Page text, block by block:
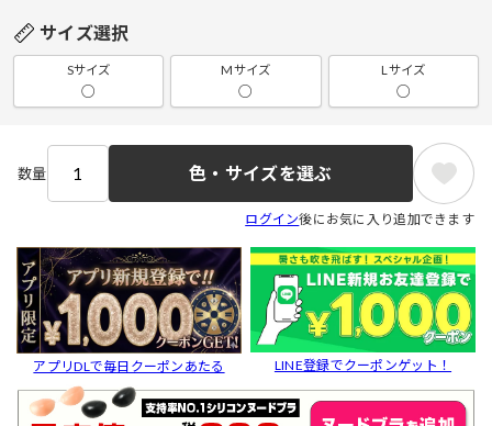
サイズ選択
Sサイズ
○
Mサイズ
○
Lサイズ
○
数量 色・サイズを選ぶ
ログイン後にお気に入り追加できます
アプリDLで毎日クーポンあたる LINE登録でクーポンゲット！